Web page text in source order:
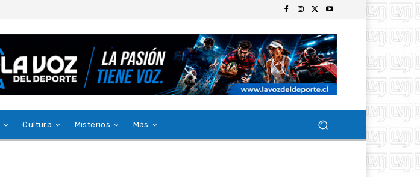
Cultura Misterios Más